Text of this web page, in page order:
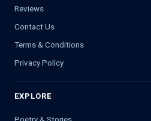
Reviews
Contact Us
Terms & Conditions
Privacy Policy
EXPLORE